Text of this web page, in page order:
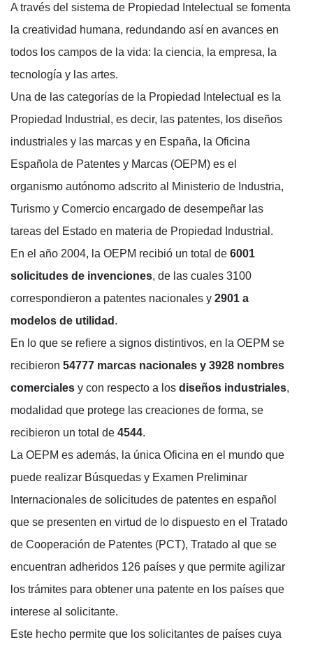
A través del sistema de Propiedad Intelectual se fomenta
la creatividad humana, redundando así en avances en
todos los campos de la vida: la ciencia, la empresa, la
tecnología y las artes.
Una de las categorías de la Propiedad Intelectual es la
Propiedad Industrial, es decir, las patentes, los diseños
industriales y las marcas y en España, la Oficina
Española de Patentes y Marcas (OEPM) es el
organismo autónomo adscrito al Ministerio de Industria,
Turismo y Comercio encargado de desempeñar las
tareas del Estado en materia de Propiedad Industrial.
En el año 2004, la OEPM recibió un total de 6001
solicitudes de invenciones, de las cuales 3100
correspondieron a patentes nacionales y 2901 a
modelos de utilidad .
En lo que se refiere a signos distintivos, en la OEPM se
recibieron 54777 marcas nacionales y 3928 nombres
comerciales y con respecto a los diseños industriales,
modalidad que protege las creaciones de forma, se
recibieron un total de 4544.
La OEPM es además, la única Oficina en el mundo que
puede realizar Búsquedas y Examen Preliminar
Internacionales de solicitudes de patentes en español
que se presenten en virtud de lo dispuesto en el Tratado
de Cooperación de Patentes (PCT), Tratado al que se
encuentran adheridos 126 países y que permite agilizar
los trámites para obtener una patente en los países que
interese al solicitante.
Este hecho permite que los solicitantes de países cuya